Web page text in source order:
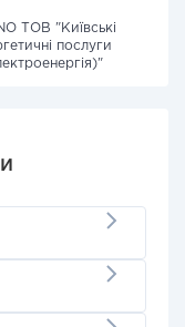
ТОВ "Київські
послуги